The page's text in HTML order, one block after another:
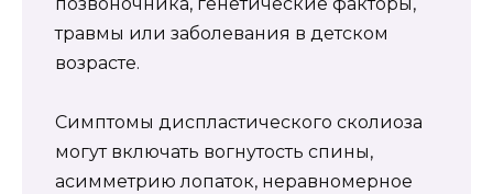
травмы или заболевания в детском
возрасте.
Симптомы диспластического сколиоза
могут включать вогнутость спины,
асимметрию лопаток, неравномерное